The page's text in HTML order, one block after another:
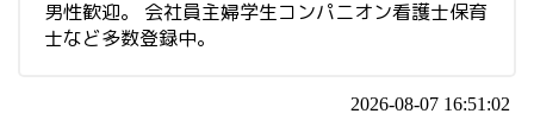
男性歓迎。 会社員主婦学生コンパニオン看護士保育
士など多数登録中。
2026-08-07 16:51:02